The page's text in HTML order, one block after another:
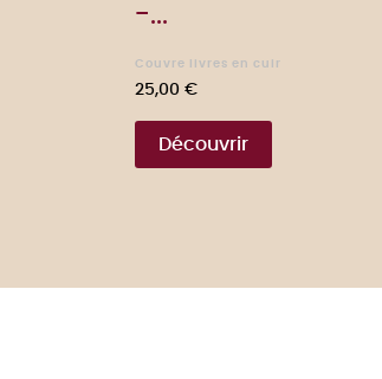
-...
Couvre livres en cuir
Prix
25,00 €
Découvrir